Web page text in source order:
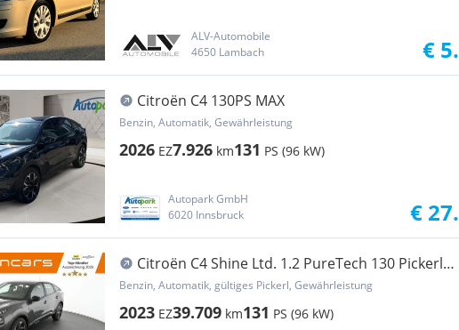
ALV-Automobile
4650 Lambach
€
Citroën C4 130PS MAX
Benzin, Automatik, Gewährleistung
2026 EZ7.926 km131 PS (96 kW)
Autopark GmbH
6020 Innsbruck
€
Citroën C4 Shine Ltd. 1.2 PureTech 130 Pickerl
NEU
Benzin, Automatik, gültiges Pickerl, Gewährleistung
2023 EZ39.709 km131 PS (96 kW)